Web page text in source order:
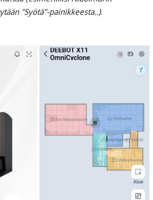
"Syötä"-painikkeesta..).